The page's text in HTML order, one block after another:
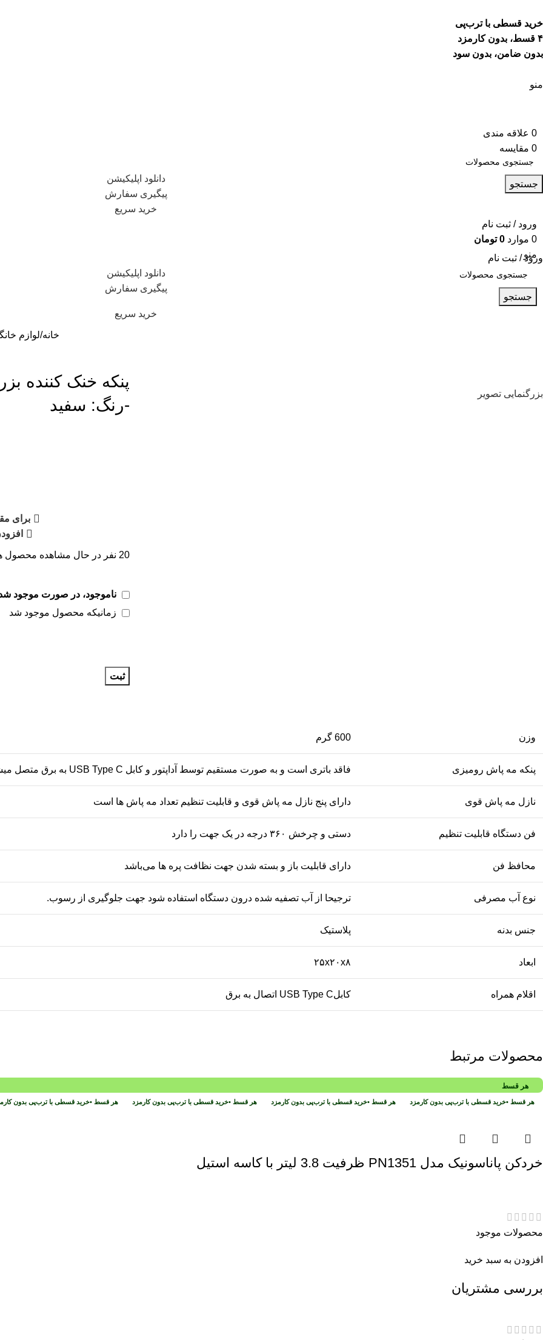
خرید قسطی با ترب‌پی
۴ قسط، بدون کارمزد
بدون ضامن، بدون سود
منو
جستجو
ورود / ثبت نام
دانلود اپلیکیشن
پیگیری سفارش
0 علاقه مندی
0 مقایسه
دانلود اپلیکیشن
پیگیری سفارش
خرید سریع
ورود / ثبت نام
0 موارد 0 تومان
منو
جستجو
خرید سریع
خانه لوازم
بزرگنمایی تصویر
-رنگ: سفید
برای
20 نفر در حال مشاهده محصول
ناموجود، در صورت موجود
زمانیکه محصول موجود شد
ثبت
وزن 600 گرم
پنکه مه پاش رومیزی فاقد باتری است و به صورت مستقیم توسط آداپتور و کابل USB Type C به برق متصل میشود
نازل مه پاش قوی دارای پنج نازل مه پاش قوی و قابلیت تنظیم تعداد مه پاش ها است
فن دستگاه قابلیت تنظیم دستی و چرخش ۳۶۰ درجه در یک جهت را دارد
محافظ فن دارای قابلیت باز و بسته شدن جهت نظافت پره ها می‌باشد
نوع آب مصرفی ترجیحا از آب تصفیه شده درون دستگاه استفاده شود جهت جلوگیری از رسوب.
جنس بدنه پلاستیک
ابعاد ۲۵x۲۰x۸
اقلام همراه کابلUSB Type C اتصال به برق
محصولات مرتبط
هر قسط
هر قسط •خرید قسطی با ترب‌پی بدون کارمزد هر قسط •خرید قسطی با ترب‌پی بدون کارمزد هر قسط •خرید قسطی با ترب‌پی بدون کارمزد هر قسط •خرید قسطی با ترب‌پی بدون
خردکن پاناسونیک مدل PN1351 ظرفیت 3.8 لیتر با کاسه استیل
محصولات موجود
افزودن به سبد خرید
بررسی مشتریان